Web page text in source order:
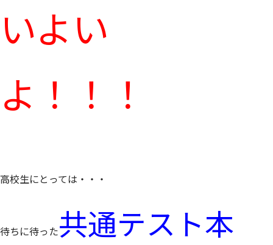
いよい
よ！！！
高校生にとっては・・・
待ちに待った共通テスト本